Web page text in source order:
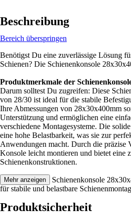
Beschreibung
Bereich überspringen
Benötigst Du eine zuverlässige Lösung
Schienen? Die Schienenkonsole
Produktmerkmale der
Darum solltest Du zugreifen: Diese
von 28/30 ist ideal für die stabile
Ihre Abmessungen von 28x30x400mm
Unterstützung und ermöglichen eine
verschiedene Montagesysteme. Die
eine hohe Belastbarkeit, was sie zur
Anwendungen macht. Durch die präzise
Konsole leicht montieren und bietet eine
Schienenkonstruktionen.
Festgezurrt: Die Schienenkonsole
für stabile und belastbare
Mehr anzeigen
Produktsicherheit